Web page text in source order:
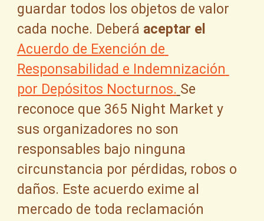
guardar todos los objetos de valor
cada noche. Deberá aceptar el
Acuerdo de Exención de
Responsabilidad e Indemnización
por Depósitos Nocturnos. Se
reconoce que 365 Night Market y
sus organizadores no son
responsables bajo ninguna
circunstancia por pérdidas, robos o
daños. Este acuerdo exime al
mercado de toda reclamación